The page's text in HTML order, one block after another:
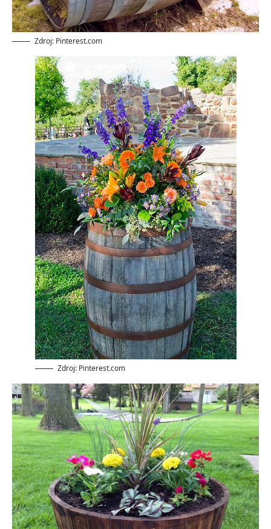
Zdroj: Pinterest.com
Zdroj: Pinterest.com